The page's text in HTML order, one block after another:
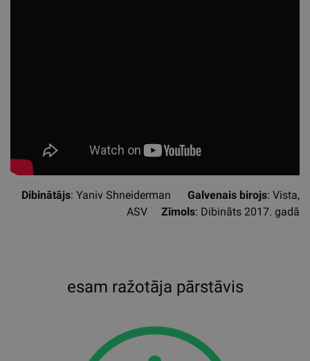
Dibinātājs: Yaniv Shneiderman Galvenais birojs: Vista,
ASV Zīmols: Dibināts 2017. gadā
esam ražotāja pārstāvis